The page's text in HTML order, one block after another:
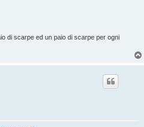
di scarpe ed un paio di scarpe per ogni